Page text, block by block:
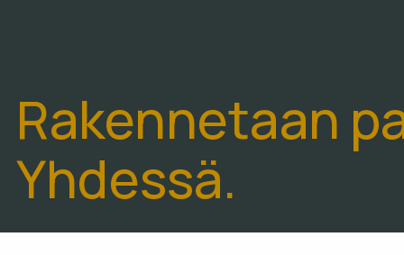
Rakennetaan
Yhdessä.